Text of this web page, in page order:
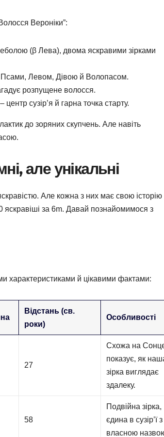
Вероніки”:
(β Лева), двома яскравими зірками
Псами, Левом, Дівою й Волопасом.
розпущене волосся.
сузір’я й гарна точка старту.
до зоряних скупчень. Але навіть
але унікальні
Але кожна з них має свою історію
яскравіші за 6m. Давай познайомимося з
характеристиками й цікавими фактами:
Відстань (св.
роки)
Особливості
27
Схожа на
показує, як
зірка виглядає
здалеку.
58
Подвійна зірка,
єдина в сузір’ї з
власною